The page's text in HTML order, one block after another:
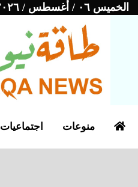
الخميس ٠٦ / أغسطس / ٢٠٢٦
اجتماعيات منوعات